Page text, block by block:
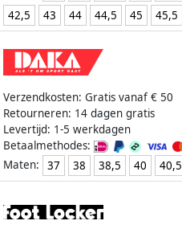
42,5
43 44 44,5 45 45,5
Verzendkosten: Gratis vanaf € 50
Retourneren: 14 dagen gratis
Levertijd: 1-5 werkdagen
Betaalmethodes:
Maten:
37 38 38,5 40 40,5